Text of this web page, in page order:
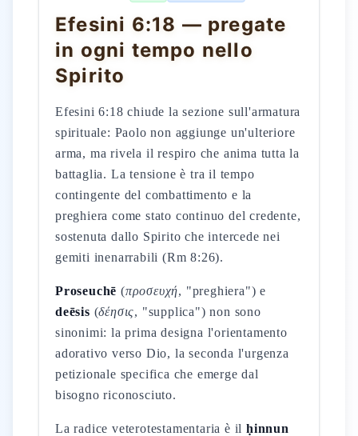
Efesini 6:18 — pregate
in ogni tempo nello
Spirito
Efesini 6:18 chiude la sezione sull'armatura
spirituale: Paolo non aggiunge un'ulteriore
arma, ma rivela il respiro che anima tutta la
battaglia. La tensione è tra il tempo
contingente del combattimento e la
preghiera come stato continuo del credente,
sostenuta dallo Spirito che intercede nei
gemiti inenarrabili (Rm 8:26).
Proseuchē (προσευχή, "preghiera") e
deēsis (δέησις, "supplica") non sono
sinonimi: la prima designa l'orientamento
adorativo verso Dio, la seconda l'urgenza
petizionale specifica che emerge dal
bisogno riconosciuto.
La radice veterotestamentaria è il ḥinnun